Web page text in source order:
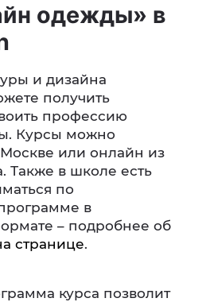
одежды» в
и дизайна
получить
профессию
Курсы можно
или онлайн из
Также в школе есть
по
в
– подробнее об
странице.
курса позволит